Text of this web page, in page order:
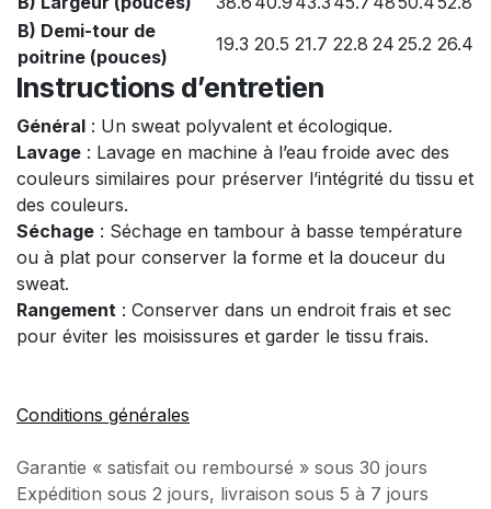
B) Demi-tour de
poitrine (pouces)
19.3 20.5 21.7 22.8 24 25.2 26.4
Instructions d’entretien
Général : Un sweat polyvalent et écologique.
Lavage : Lavage en machine à l’eau froide avec des
couleurs similaires pour préserver l’intégrité du tissu et
des couleurs.
Séchage : Séchage en tambour à basse température
ou à plat pour conserver la forme et la douceur du
sweat.
Rangement : Conserver dans un endroit frais et sec
pour éviter les moisissures et garder le tissu frais.
Conditions générales
Garantie « satisfait ou remboursé » sous 30 jours
Expédition sous 2 jours, livraison sous 5 à 7 jours